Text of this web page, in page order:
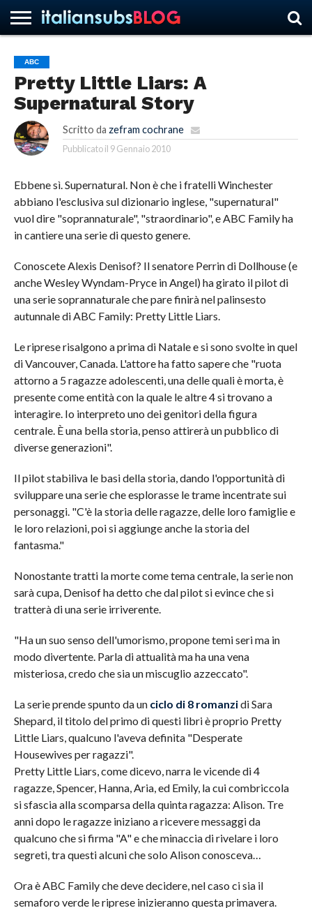
HOME
NEWS
ASCOLTI
RECENSIONI
INTERVISTE
CURIOSITÀ
CHI
SIAMO
CONTATTACI
FORUM
ITALIANSUBS
ABC
Pretty Little Liars: A
Supernatural Story
Scritto da zefram cochrane
Pubblicato il 9 Gennaio 2010
Ebbene sì. Supernatural. Non è che i fratelli Winchester
abbiano l'esclusiva sul dizionario inglese, "supernatural"
vuol dire "soprannaturale", "straordinario", e ABC Family ha
in cantiere una serie di questo genere.
Conoscete Alexis Denisof? Il senatore Perrin di Dollhouse (e
anche Wesley Wyndam-Pryce in Angel) ha girato il pilot di
una serie soprannaturale che pare finirà nel palinsesto
autunnale di ABC Family: Pretty Little Liars.
Le riprese risalgono a prima di Natale e si sono svolte in quel
di Vancouver, Canada. L'attore ha fatto sapere che "ruota
attorno a 5 ragazze adolescenti, una delle quali è morta, è
presente come entità con la quale le altre 4 si trovano a
interagire. Io interpreto uno dei genitori della figura
centrale. È una bella storia, penso attirerà un pubblico di
diverse generazioni".
Il pilot stabiliva le basi della storia, dando l'opportunità di
sviluppare una serie che esplorasse le trame incentrate sui
personaggi. "C'è la storia delle ragazze, delle loro famiglie e
le loro relazioni, poi si aggiunge anche la storia del
fantasma."
Nonostante tratti la morte come tema centrale, la serie non
sarà cupa, Denisof ha detto che dal pilot si evince che si
tratterà di una serie irriverente.
"Ha un suo senso dell'umorismo, propone temi seri ma in
modo divertente. Parla di attualità ma ha una vena
misteriosa, credo che sia un miscuglio azzeccato".
La serie prende spunto da un ciclo di 8 romanzidi Sara
Shepard, il titolo del primo di questi libri è proprio Pretty
Little Liars, qualcuno l'aveva definita "Desperate
Housewives per ragazzi".
Pretty Little Liars, come dicevo, narra le vicende di 4
ragazze, Spencer, Hanna, Aria, ed Emily, la cui combriccola
si sfascia alla scomparsa della quinta ragazza: Alison. Tre
anni dopo le ragazze iniziano a ricevere messaggi da
qualcuno che si firma "A" e che minaccia di rivelare i loro
segreti, tra questi alcuni che solo Alison conosceva…
Ora è ABC Family che deve decidere, nel caso ci sia il
semaforo verde le riprese inizieranno questa primavera.